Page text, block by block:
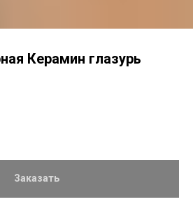
Керамин глазурь
Заказать